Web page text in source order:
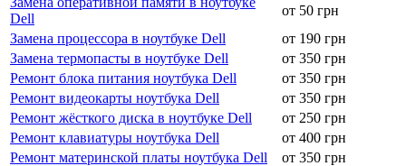
Dell
от 50 грн
Замена процессора в ноутбуке Dell
от 190 грн
Замена термопасты в ноутбуке Dell
от 350 грн
Ремонт блока питания ноутбука Dell
от 350 грн
Ремонт видеокарты ноутбука Dell
от 350 грн
Ремонт жёсткого диска в ноутбуке Dell
от 250 грн
Ремонт клавиатуры ноутбука Dell
от 400 грн
Ремонт материнской платы ноутбука Dell
от 350 грн